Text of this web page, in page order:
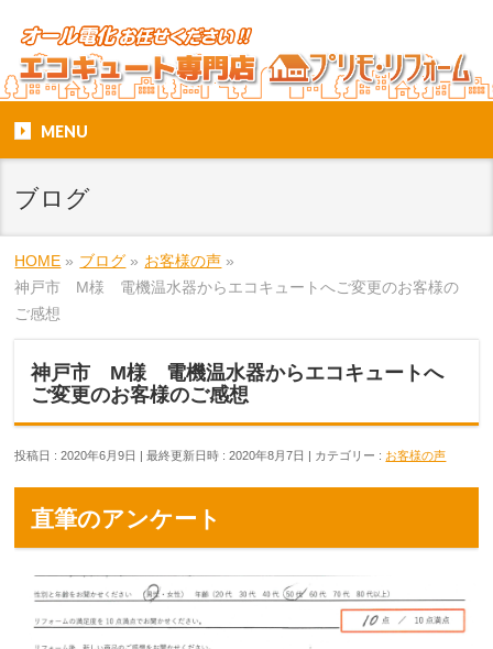
MENU
ブログ
HOME » ブログ » お客様の声 »
神戸市 M様 電機温水器からエコキュートへご変更のお客様の
ご感想
神戸市 M様 電機温水器からエコキュートへ
ご変更のお客様のご感想
投稿日 : 2020年6月9日 最終更新日時 : 2020年8月7日 カテゴリー : お客様の声
直筆のアンケート